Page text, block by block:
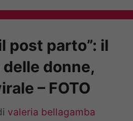
post parto”: il
donne,
– FOTO
valeria bellagamba